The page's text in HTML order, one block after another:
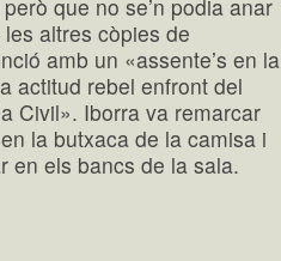
que no se’n podia anar
altres còpies de
amb un «assente’s en la
actitud rebel enfront del
Civil». Iborra va remarcar
la butxaca de la camisa i
en els bancs de la sala.